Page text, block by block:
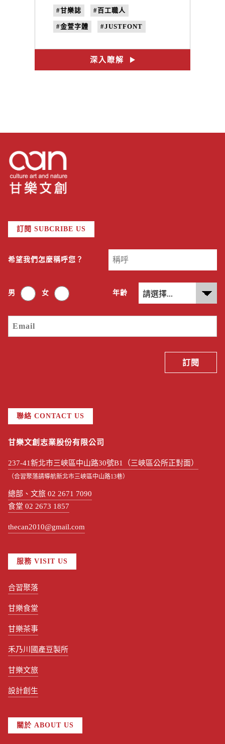
#甘樂誌 #百工職人
#金萱字體 #JUSTFONT
#文字的溫度深入瞭解
訂閱 SUBCRIBE US
希望我們怎麼稱呼您？
男 女 年齡
聯絡 CONTACT US
甘樂文創志業股份有限公司
237-41新北市三峽區中山路30號B1（三峽區公所正對面）
（合習聚落請導航新北市三峽區中山路13巷）
總部、文旅 02 2671 7090
食堂 02 2673 1857
thecan2010@gmail.com
服務 VISIT US
合習聚落
甘樂食堂
甘樂茶事
禾乃川國產豆製所
甘樂文旅
設計創生
關於 ABOUT US